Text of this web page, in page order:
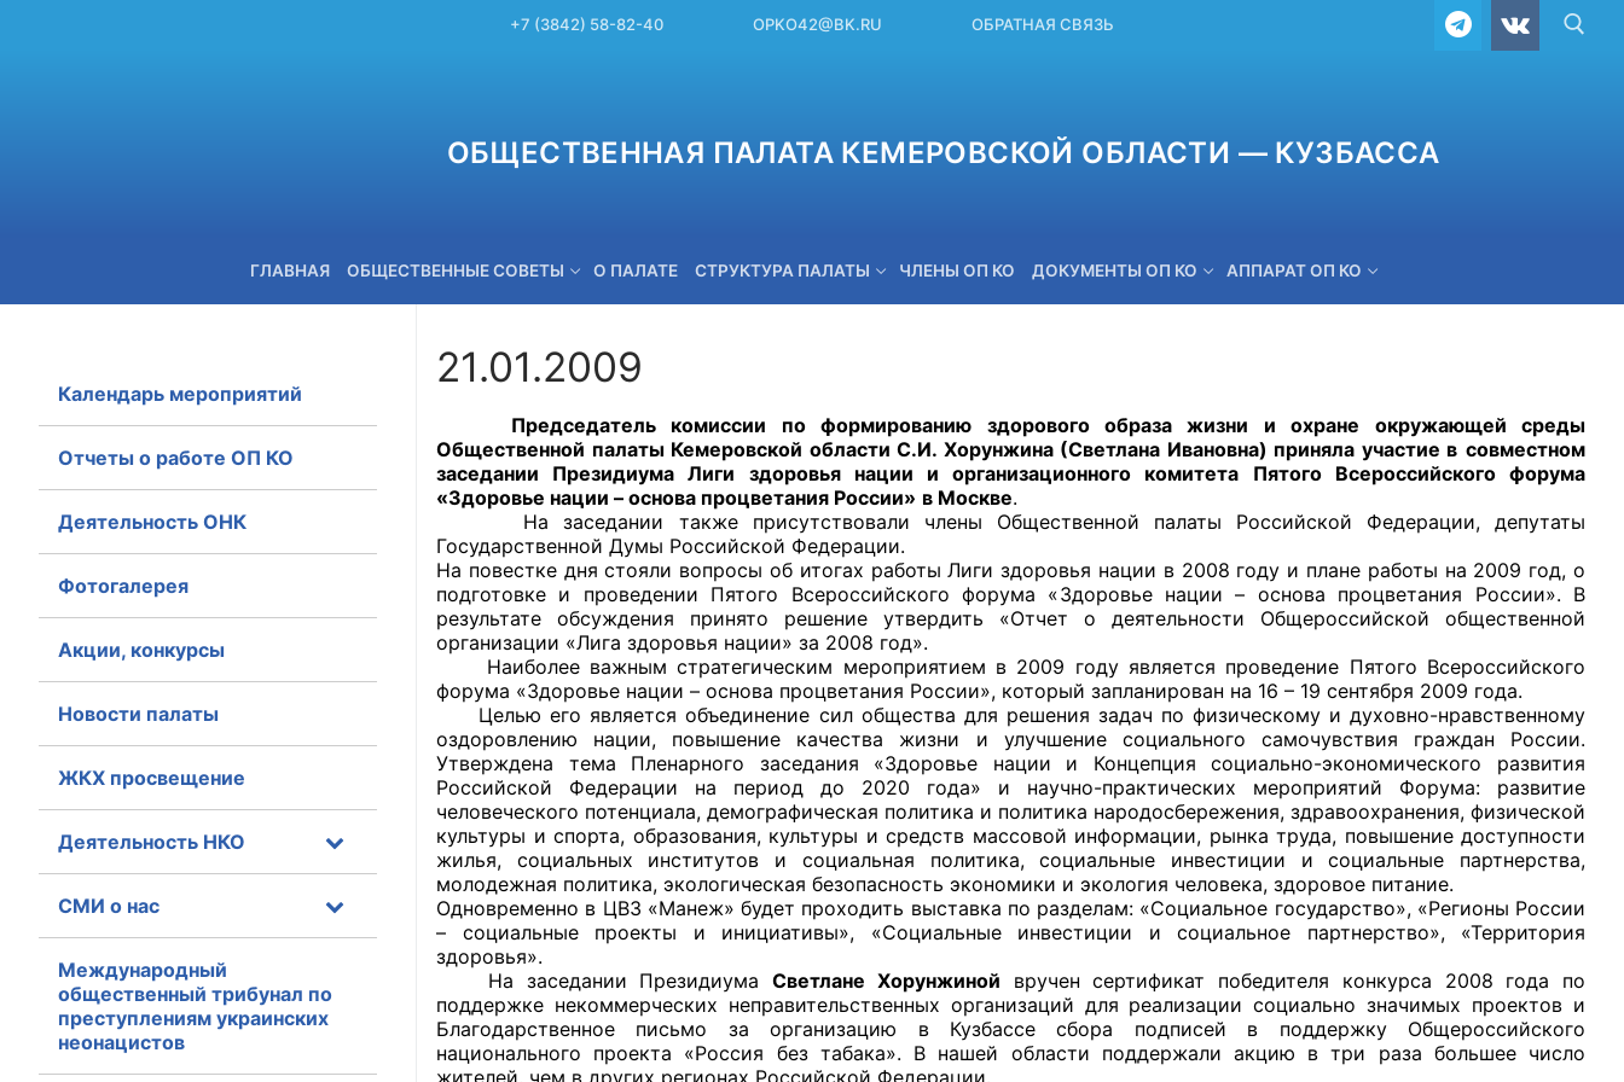
+7 (3842) 58-82-40 OPKO42@BK.RU ОБРАТНАЯ СВЯЗЬ
ОБЩЕСТВЕННАЯ ПАЛАТА КЕМЕРОВСКОЙ ОБЛАСТИ — КУЗБАССА
ГЛАВНАЯ ОБЩЕСТВЕННЫЕ СОВЕТЫ О ПАЛАТЕ СТРУКТУРА ПАЛАТЫ ЧЛЕНЫ ОП КО ДОКУМЕНТЫ ОП КО АППАРАТ ОП КО
+7 (3842) 58-82-40 OPKO42@BK.RU ОБРАТНАЯ СВЯЗЬ
Главная
Общественные советы
Общественные советы при территориальных органах федеральных органов
исполнительной власти
Общественные советы по проведению независимой оценки качества условий
оказания услуг
О Палате
Структура Палаты
Комиссии
Экспертный совет ОП КО
Совет ОП КО
21.01.2009
Председатель комиссии по формированию здорового образа жизни и охране окружающей среды
Общественной палаты Кемеровской области С.И. Хорунжина (Светлана Ивановна) приняла участие в совместном
заседании Президиума Лиги здоровья нации и организационного комитета Пятого Всероссийского форума
«Здоровье нации – основа процветания России» в Москве.
На заседании также присутствовали члены Общественной палаты Российской Федерации, депутаты
Государственной Думы Российской Федерации.
На повестке дня стояли вопросы об итогах работы Лиги здоровья нации в 2008 году и плане работы на 2009 год, о
подготовке и проведении Пятого Всероссийского форума «Здоровье нации – основа процветания России». В
результате обсуждения принято решение утвердить «Отчет о деятельности Общероссийской общественной
организации «Лига здоровья нации» за 2008 год».
Наиболее важным стратегическим мероприятием в 2009 году является проведение Пятого Всероссийского
форума «Здоровье нации – основа процветания России», который запланирован на 16 – 19 сентября 2009 года.
Целью его является объединение сил общества для решения задач по физическому и духовно-нравственному
оздоровлению нации, повышение качества жизни и улучшение социального самочувствия граждан России.
Утверждена тема Пленарного заседания «Здоровье нации и Концепция социально-экономического развития
Российской Федерации на период до 2020 года» и научно-практических мероприятий Форума: развитие
человеческого потенциала, демографическая политика и политика народосбережения, здравоохранения, физической
культуры и спорта, образования, культуры и средств массовой информации, рынка труда, повышение доступности
жилья, социальных институтов и социальная политика, социальные инвестиции и социальные партнерства,
молодежная политика, экологическая безопасность экономики и экология человека, здоровое питание.
Одновременно в ЦВЗ «Манеж» будет проходить выставка по разделам: «Социальное государство», «Регионы России
– социальные проекты и инициативы», «Социальные инвестиции и социальное партнерство», «Территория
здоровья».
На заседании ПрезидиумаСветлане Хорунжиной вручен сертификат победителя конкурса 2008 года по
поддержке некоммерческих неправительственных организаций для реализации социально значимых проектов и
Благодарственное письмо за организацию в Кузбассе сбора подписей в поддержку Общероссийского
национального проекта «Россия без табака». В нашей области поддержали акцию в три раза большее число
жителей, чем в других регионах Российской Федерации.
Календарь мероприятий
Отчеты о работе ОП КО
Деятельность ОНК
Фотогалерея
Акции, конкурсы
Новости палаты
ЖКХ просвещение
Деятельность НКО
СМИ о нас
Международный
общественный трибунал по
преступлениям украинских
неонацистов